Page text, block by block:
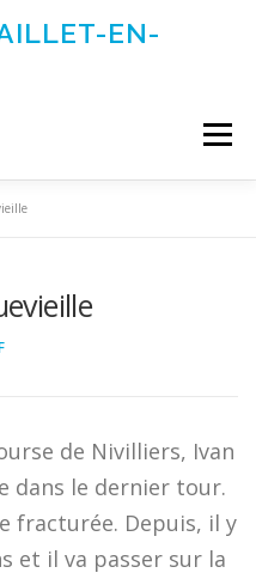
EN-
Menu
NOUS
de Nivilliers, Ivan
dans le dernier tour.
fracturée. Depuis, il y
et il va passer sur la